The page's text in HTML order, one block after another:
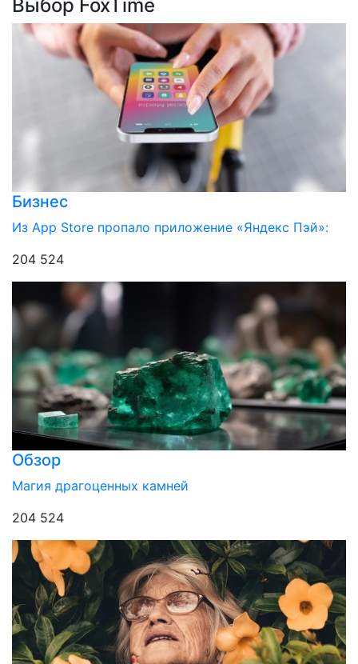
Выбор FoxTime
Бизнес
Из App Store пропало приложение «Яндекс Пэй»:
204 524
Обзор
Магия драгоценных камней
204 524